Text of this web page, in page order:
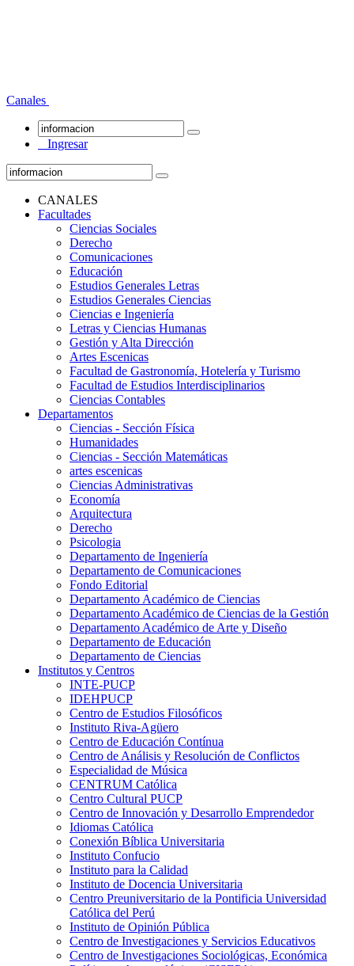
Canales
Ingresar
CANALES
Facultades
Ciencias Sociales
Derecho
Comunicaciones
Educación
Estudios Generales Letras
Estudios Generales Ciencias
Ciencias e Ingeniería
Letras y Ciencias Humanas
Gestión y Alta Dirección
Artes Escenicas
Facultad de Gastronomía, Hotelería y Turismo
Facultad de Estudios Interdisciplinarios
Ciencias Contables
Departamentos
Ciencias - Sección Física
Humanidades
Ciencias - Sección Matemáticas
artes escenicas
Ciencias Administrativas
Economía
Arquitectura
Derecho
Psicologia
Departamento de Ingeniería
Departamento de Comunicaciones
Fondo Editorial
Departamento Académico de Ciencias
Departamento Académico de Ciencias de la Gestión
Departamento Académico de Arte y Diseño
Departamento de Educación
Departamento de Ciencias
Institutos y Centros
INTE-PUCP
IDEHPUCP
Centro de Estudios Filosóficos
Instituto Riva-Agüero
Centro de Educación Contínua
Centro de Análisis y Resolución de Conflictos
Especialidad de Música
CENTRUM Católica
Centro Cultural PUCP
Centro de Innovación y Desarrollo Emprendedor
Idiomas Católica
Conexión Bíblica Universitaria
Instituto Confucio
Instituto para la Calidad
Instituto de Docencia Universitaria
Centro Preuniversitario de la Pontificia Universidad
Católica del Perú
Instituto de Opinión Pública
Centro de Investigaciones y Servicios Educativos
Centro de Investigaciones Sociológicas, Económica